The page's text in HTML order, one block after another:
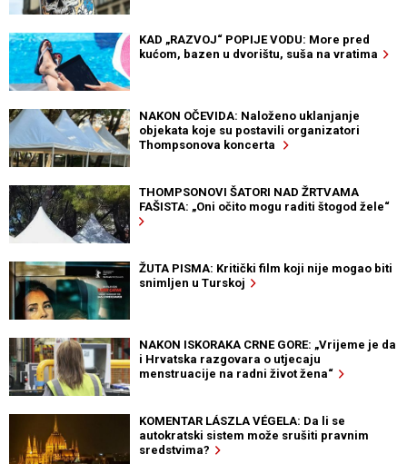
KAD „RAZVOJ“ POPIJE VODU: More pred
kućom, bazen u dvorištu, suša na vratima
NAKON OČEVIDA: Naloženo uklanjanje
objekata koje su postavili organizatori
Thompsonova koncerta
THOMPSONOVI ŠATORI NAD ŽRTVAMA
FAŠISTA: „Oni očito mogu raditi štogod žele“
ŽUTA PISMA: Kritički film koji nije mogao biti
snimljen u Turskoj
NAKON ISKORAKA CRNE GORE: „Vrijeme je da
i Hrvatska razgovara o utjecaju
menstruacije na radni život žena“
KOMENTAR LÁSZLA VÉGELA: Da li se
autokratski sistem može srušiti pravnim
sredstvima?